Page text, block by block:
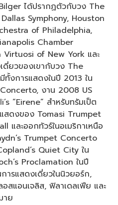
ได้ปรากฏตัวกับวง The
Symphony, Houston
of Philadelphia,
Chamber
of New York และ
ยวของเขากับวง The
งการแสดงในปี 2013 ใน
งาน 2008 US
“Eirene” สำหรับทรัมเป็ต
สดงของ Tomasi Trumpet
ละออกทัวร์ในอเมริกาเหนือ
Trumpet Concerto
Quiet City ใน
Proclamation ในปี
รแสดงเดี่ยวในนิวยอร์ก,
สแอนเจลิส, ฟิลาเดลเฟีย และ
าย